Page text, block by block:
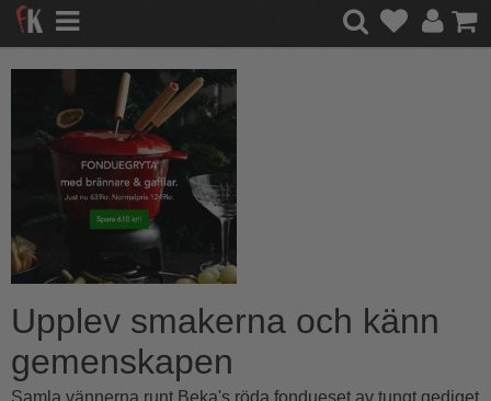
Upplev smakerna och känn
gemenskapen